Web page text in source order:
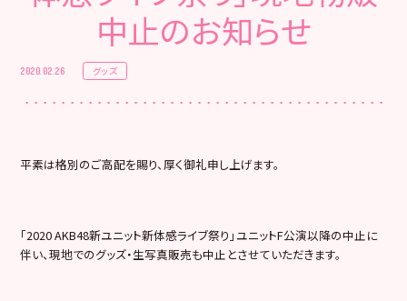
中止のお知らせ
2020.02.26 グッズ
平素は格別のご高配を賜り、厚く御礼申し上げます。
「2020 AKB48新ユニット新体感ライブ祭り」ユニットF公演以降の中止に
伴い、現地でのグッズ・生写真販売も中止とさせていただきます。